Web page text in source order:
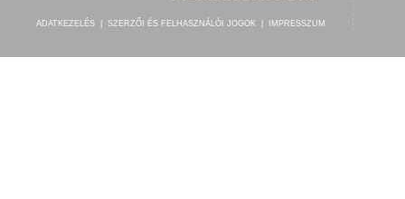
ADATKEZELÉS SZERZŐI ÉS FELHASZNÁLÓI JOGOK IMPRESSZUM